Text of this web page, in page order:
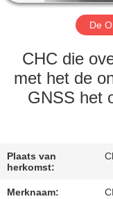
VERZOEK
OM EEN
De
CHC die
met het de
GNSS het
Plaats van
herkomst:
Merknaam: